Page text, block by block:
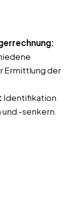
Ermittlung der
Identifikation
-senkern.